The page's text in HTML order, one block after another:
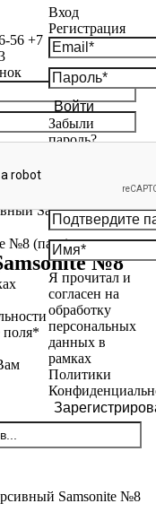
56 +7
поля*
Вход
Регистрация
Войти
Забыли
пароль?
Я прочитал и
согласен на
обработку
персональных
данных в
рамках
Политики
Samsonite №8
№8
Samsonite №8